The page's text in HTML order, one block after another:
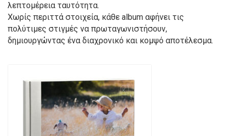
λεπτομέρεια ταυτότητα.
Χωρίς περιττά στοιχεία, κάθε album αφήνει τις
πολύτιμες στιγμές να πρωταγωνιστήσουν,
δημιουργώντας ένα διαχρονικό και κομψό αποτέλεσμα.